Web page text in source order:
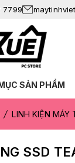
7799
SẢN PHẨM
LINH KIỆN MÁY
SSD